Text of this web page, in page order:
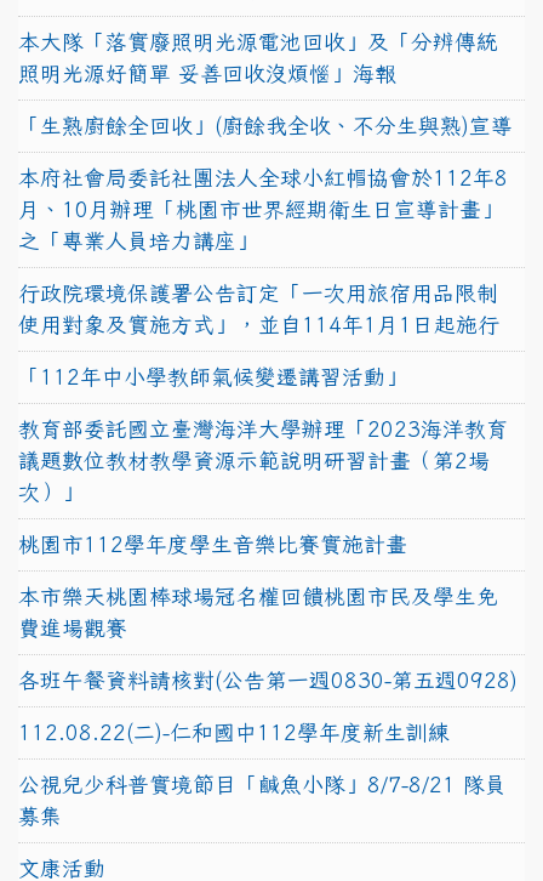
本大隊「落實廢照明光源電池回收」及「分辨傳統
照明光源好簡單 妥善回收沒煩惱」海報
「生熟廚餘全回收」(廚餘我全收、不分生與熟)宣導
本府社會局委託社團法人全球小紅帽協會於112年8
月、10月辦理「桃園市世界經期衛生日宣導計畫」
之「專業人員培力講座」
行政院環境保護署公告訂定「一次用旅宿用品限制
使用對象及實施方式」，並自114年1月1日起施行
「112年中小學教師氣候變遷講習活動」
教育部委託國立臺灣海洋大學辦理「2023海洋教育
議題數位教材教學資源示範說明研習計畫（第2場
次）」
桃園市112學年度學生音樂比賽實施計畫
本市樂天桃園棒球場冠名權回饋桃園市民及學生免
費進場觀賽
各班午餐資料請核對(公告第一週0830-第五週0928)
112.08.22(二)-仁和國中112學年度新生訓練
公視兒少科普實境節目「鹹魚小隊」8/7-8/21 隊員
募集
文康活動